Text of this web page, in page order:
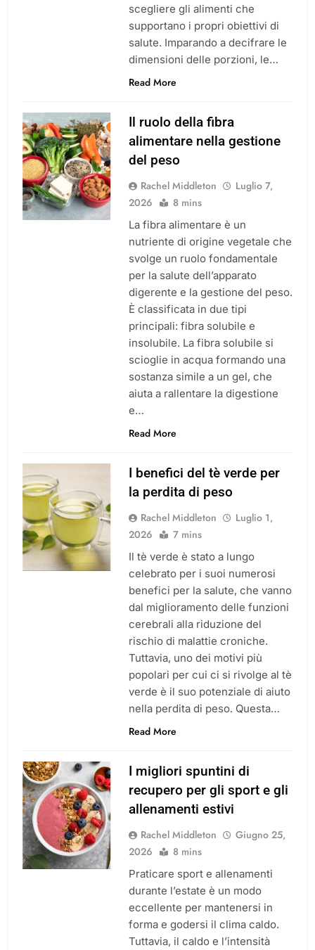
scegliere gli alimenti che
supportano i propri obiettivi di
salute. Imparando a decifrare le
dimensioni delle porzioni, le…
Read More
Il ruolo della fibra
alimentare nella gestione
del peso
Rachel Middleton
Luglio 7,
2026
8 mins
La fibra alimentare è un
nutriente di origine vegetale che
svolge un ruolo fondamentale
per la salute dell’apparato
digerente e la gestione del peso.
È classificata in due tipi
principali: fibra solubile e
insolubile. La fibra solubile si
scioglie in acqua formando una
sostanza simile a un gel, che
aiuta a rallentare la digestione
e…
Read More
I benefici del tè verde per
la perdita di peso
Rachel Middleton
Luglio 1,
2026
7 mins
Il tè verde è stato a lungo
celebrato per i suoi numerosi
benefici per la salute, che vanno
dal miglioramento delle funzioni
cerebrali alla riduzione del
rischio di malattie croniche.
Tuttavia, uno dei motivi più
popolari per cui ci si rivolge al tè
verde è il suo potenziale di aiuto
nella perdita di peso. Questa…
Read More
I migliori spuntini di
recupero per gli sport e gli
allenamenti estivi
Rachel Middleton
Giugno 25,
2026
8 mins
Praticare sport e allenamenti
durante l’estate è un modo
eccellente per mantenersi in
forma e godersi il clima caldo.
Tuttavia, il caldo e l’intensità